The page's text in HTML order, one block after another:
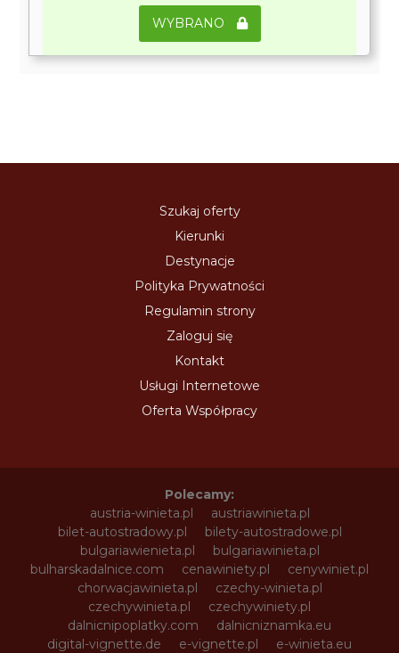
WYBRANO
Szukaj oferty
Kierunki
Destynacje
Polityka Prywatności
Regulamin strony
Zaloguj się
Kontakt
Usługi Internetowe
Oferta Współpracy
Polecamy:
austria-winieta.pl
austriawinieta.pl
bilet-autostradowy.pl
bilety-autostradowe.pl
bulgariawienieta.pl
bulgariawinieta.pl
bulharskadalnice.com
cenawiniety.pl
cenywiniet.pl
chorwacjawinieta.pl
czechy-winieta.pl
czechywinieta.pl
czechywiniety.pl
dalnicnipoplatky.com
dalnicniznamka.eu
digital-vignette.de
e-vignette.pl
e-winieta.eu